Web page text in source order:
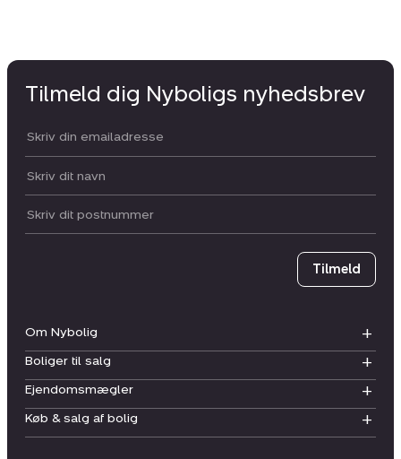
Om Nybolig
Boliger til salg
Ejendomsmægler
Køb & salg af bolig
Tilmeld dig Nyboligs nyhedsbrev
Din email:
Dit navn:
Postnummer
Tilmeld